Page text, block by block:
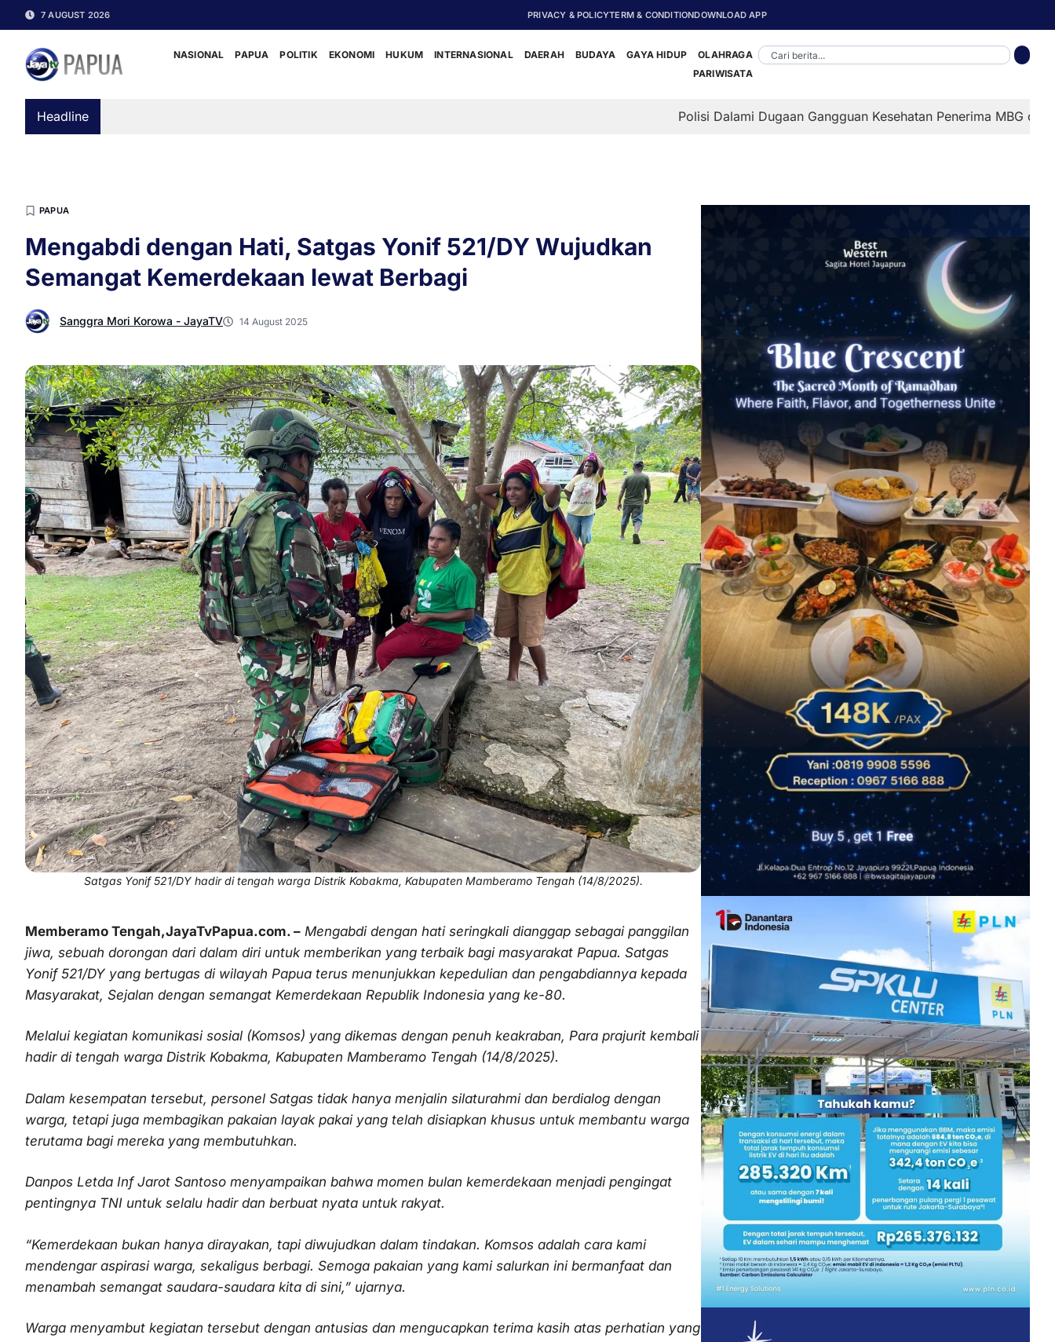
7 AUGUST 2026 PRIVACY & POLICYTERM & CONDITIONDOWNLOAD APP
NASIONAL PAPUA POLITIK EKONOMI HUKUM INTERNASIONAL DAERAH BUDAYA GAYA HIDUP
OLAHRAGA
PARIWISATA
Headline ‎Polisi Dalami Dugaan Gangguan Kesehatan Penerima MBG di Depapre,
PAPUA
Mengabdi dengan Hati, Satgas Yonif 521/DY Wujudkan
Semangat Kemerdekaan lewat Berbagi
Sanggra Mori Korowa - JayaTV 14 August 2025
Satgas Yonif 521/DY hadir di tengah warga Distrik Kobakma, Kabupaten Mamberamo Tengah (14/8/2025).
Memberamo Tengah,JayaTvPapua.com. – Mengabdi dengan hati seringkali dianggap sebagai panggilan
jiwa, sebuah dorongan dari dalam diri untuk memberikan yang terbaik bagi masyarakat Papua. Satgas
Yonif 521/DY yang bertugas di wilayah Papua terus menunjukkan kepedulian dan pengabdiannya kepada
Masyarakat, Sejalan dengan semangat Kemerdekaan Republik Indonesia yang ke-80.
Melalui kegiatan komunikasi sosial (Komsos) yang dikemas dengan penuh keakraban, Para prajurit kembali
hadir di tengah warga Distrik Kobakma, Kabupaten Mamberamo Tengah (14/8/2025).
Dalam kesempatan tersebut, personel Satgas tidak hanya menjalin silaturahmi dan berdialog dengan
warga, tetapi juga membagikan pakaian layak pakai yang telah disiapkan khusus untuk membantu warga
terutama bagi mereka yang membutuhkan.
Danpos Letda Inf Jarot Santoso menyampaikan bahwa momen bulan kemerdekaan menjadi pengingat
pentingnya TNI untuk selalu hadir dan berbuat nyata untuk rakyat.
“Kemerdekaan bukan hanya dirayakan, tapi diwujudkan dalam tindakan. Komsos adalah cara kami
mendengar aspirasi warga, sekaligus berbagi. Semoga pakaian yang kami salurkan ini bermanfaat dan
menambah semangat saudara-saudara kita di sini,” ujarnya.
Warga menyambut kegiatan tersebut dengan antusias dan mengucapkan terima kasih atas perhatian yang